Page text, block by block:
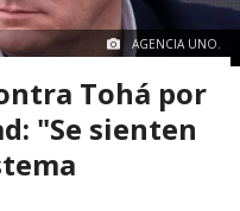
AGENCIA UNO.
Tohá por
"Se sienten